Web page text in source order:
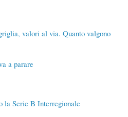
valori al via. Quanto valgono
a parare
la Serie B Interregionale